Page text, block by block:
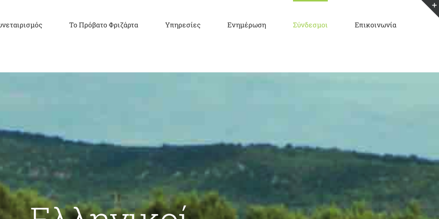
Το Πρόβατο Φριζάρτα Υπηρεσίες Ενημέρωση Σύνδεσμοι Επικοινωνία